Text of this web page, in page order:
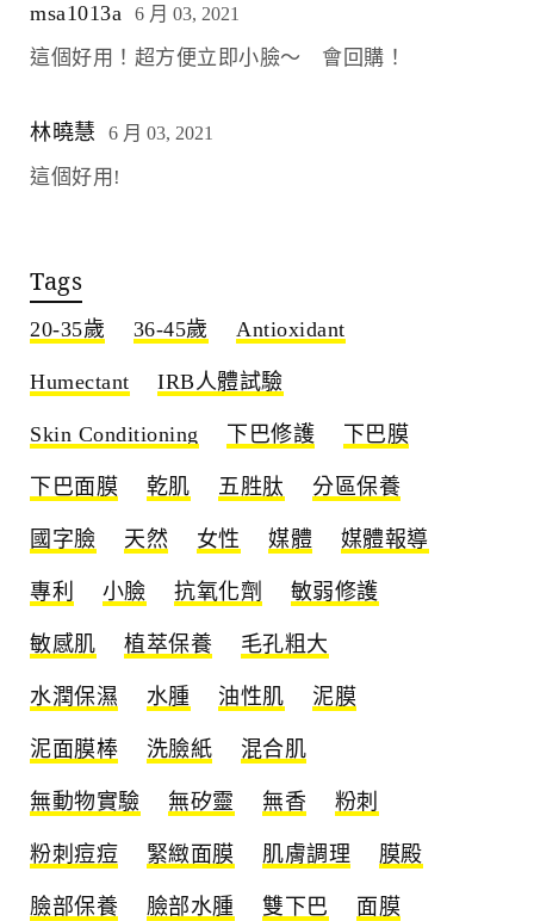
msa1013a 6 月 03, 2021
這個好用！超方便立即小臉～ 會回購！
林曉慧 6 月 03, 2021
這個好用!
Tags
20-35歲 36-45歲 Antioxidant
Humectant IRB人體試驗
Skin Conditioning 下巴修護 下巴膜
下巴面膜 乾肌 五胜肽 分區保養
國字臉 天然 女性 媒體 媒體報導
專利 小臉 抗氧化劑 敏弱修護
敏感肌 植萃保養 毛孔粗大
水潤保濕 水腫 油性肌 泥膜
泥面膜棒 洗臉紙 混合肌
無動物實驗 無矽靈 無香 粉刺
粉刺痘痘 緊緻面膜 肌膚調理 膜殿
臉部保養 臉部水腫 雙下巴 面膜